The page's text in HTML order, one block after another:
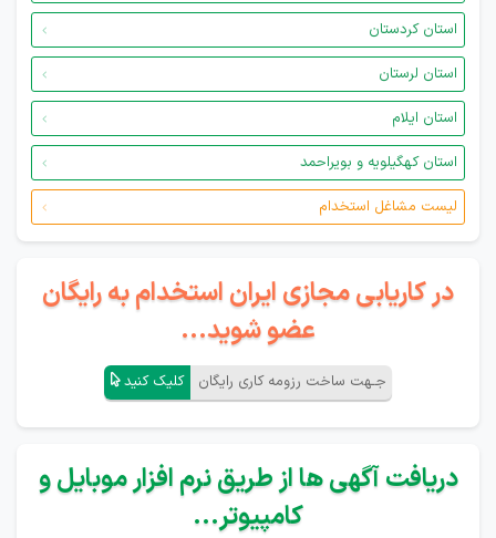
استان کردستان
استان لرستان
استان ایلام
استان کهگیلویه و بویراحمد
لیست مشاغل استخدام
در کاریابی مجازی ایران استخدام به رایگان
عضو شوید...
جـهت ساخت رزومه کاری رایگان کلیک کنید
دریافت آگهی ها از طریق نرم افزار موبایل و
کامپیوتر...